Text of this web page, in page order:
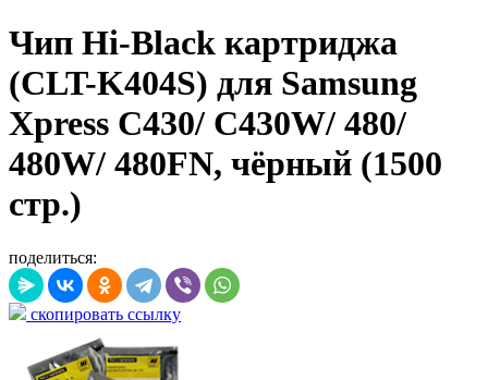
Чип Hi-Black картриджа
(CLT-K404S) для Samsung
Xpress C430/ C430W/ 480/
480W/ 480FN, чёрный (1500
стр.)
поделиться:
скопировать ссылку